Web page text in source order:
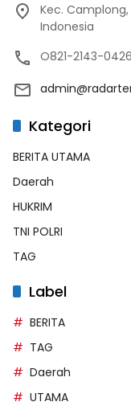
Kec.
Indonesia
O821-2143-0426
Kategori
BERITA UTAMA
Daerah
HUKRIM
TNI POLRI
TAG
Label
BERITA
TAG
Daerah
UTAMA